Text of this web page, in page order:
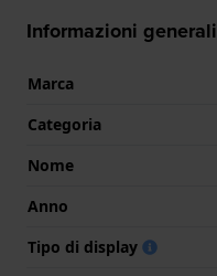
Informazioni generali
Marca
Categoria
Nome
Anno
Tipo di display